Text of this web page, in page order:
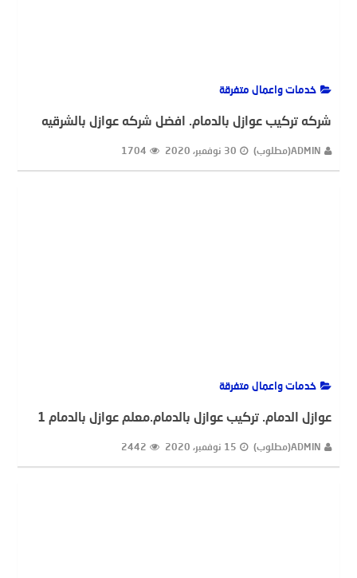
خدمات واعمال متفرقة
شركه تركيب عوازل بالدمام. افضل شركه عوازل بالشرقيه
ADMIN(مطلوب) 30 نوفمبر، 2020 1704
خدمات واعمال متفرقة
عوازل الدمام. تركيب عوازل بالدمام.معلم عوازل بالدمام 1
ADMIN(مطلوب) 15 نوفمبر، 2020 2442